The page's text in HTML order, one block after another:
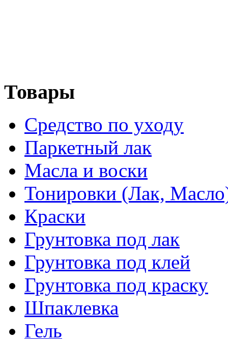
Товары
Средство по уходу
Паркетный лак
Масла и воски
Тонировки (Лак,
Краски
Грунтовка под лак
Грунтовка под клей
Грунтовка под краску
Шпаклевка
Гель